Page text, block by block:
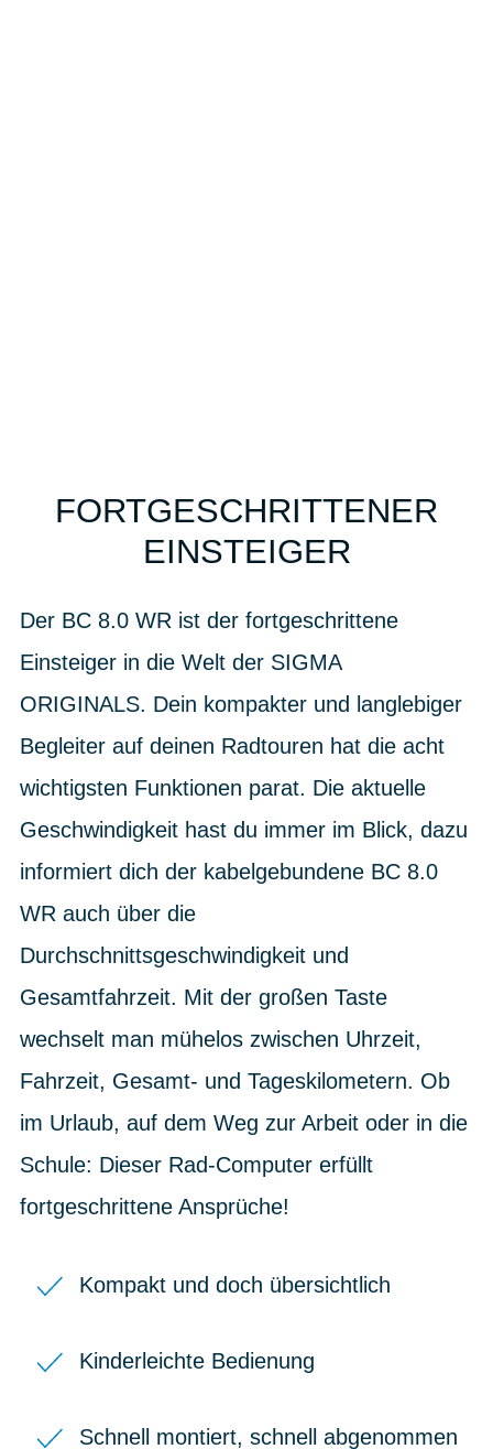
FORTGESCHRITTENER
EINSTEIGER
Der BC 8.0 WR ist der fortgeschrittene
Einsteiger in die Welt der SIGMA
ORIGINALS. Dein kompakter und langlebiger
Begleiter auf deinen Radtouren hat die acht
wichtigsten Funktionen parat. Die aktuelle
Geschwindigkeit hast du immer im Blick, dazu
informiert dich der kabelgebundene BC 8.0
WR auch über die
Durchschnittsgeschwindigkeit und
Gesamtfahrzeit. Mit der großen Taste
wechselt man mühelos zwischen Uhrzeit,
Fahrzeit, Gesamt- und Tageskilometern. Ob
im Urlaub, auf dem Weg zur Arbeit oder in die
Schule: Dieser Rad-Computer erfüllt
fortgeschrittene Ansprüche!
Kompakt und doch übersichtlich
Kinderleichte Bedienung
Schnell montiert, schnell abgenommen